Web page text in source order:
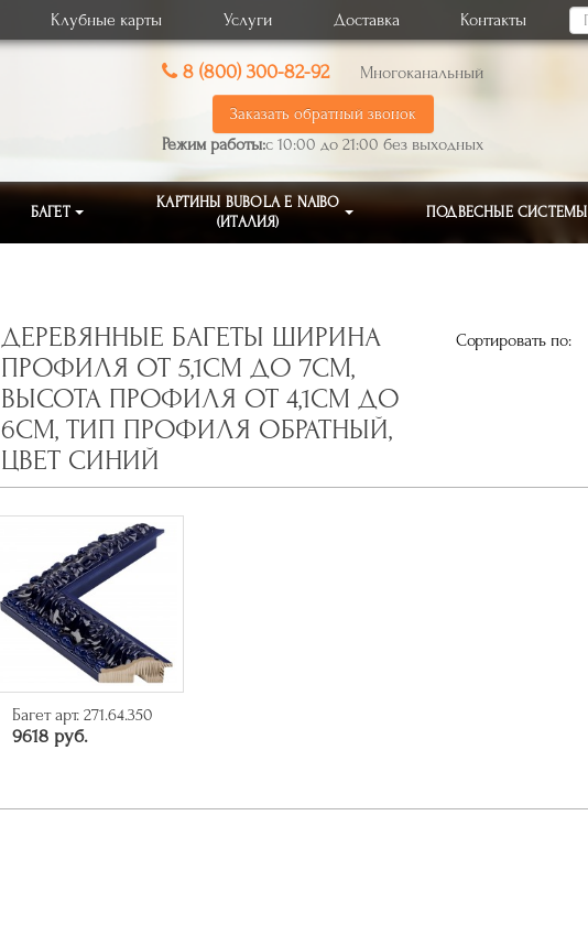
Клубные карты Услуги Доставка Контакты
8 (800) 300-82-92 Многоканальный
Заказать обратный звонок
Режим работы:с 10:00 до 21:00 без выходных
БАГЕТ
КАРТИНЫ BUBOLA E NAIBO
(ИТАЛИЯ)
ПОДВЕСНЫЕ СИСТЕМЫ
ДЕРЕВЯННЫЕ БАГЕТЫ ШИРИНА
ПРОФИЛЯ ОТ 5,1СМ ДО 7СМ,
ВЫСОТА ПРОФИЛЯ ОТ 4,1СМ ДО
6СМ, ТИП ПРОФИЛЯ ОБРАТНЫЙ,
ЦВЕТ СИНИЙ
Сортировать по:
Багет арт. 271.64.350
9618 руб.